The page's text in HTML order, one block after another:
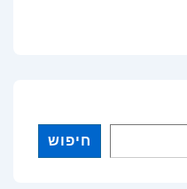
חיפוש